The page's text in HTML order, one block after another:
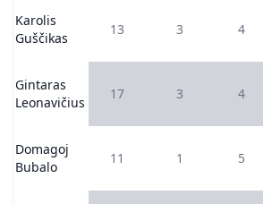
Karolis
Guščikas
13 3 4
Gintaras
Leonavičius
17 3 4
Domagoj
Bubalo
11 1 5